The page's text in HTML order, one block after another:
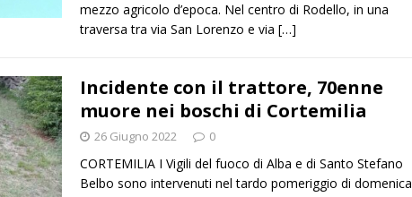
mezzo agricolo d’epoca. Nel centro di Rodello, in una
traversa tra via San Lorenzo e via […]
Incidente con il trattore, 70enne
muore nei boschi di Cortemilia
26 Giugno 2022 0
CORTEMILIA I Vigili del fuoco di Alba e di Santo Stefano
Belbo sono intervenuti nel tardo pomeriggio di domenica